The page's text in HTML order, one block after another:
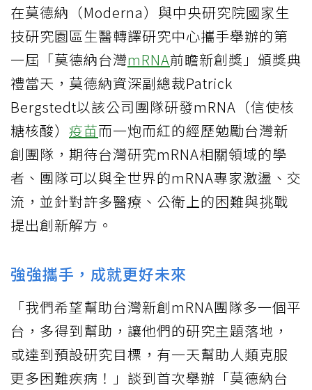
在莫德納（Moderna）與中央研究院國家生
技研究園區生醫轉譯研究中心攜手舉辦的第
一屆「莫德納台灣mRNA前瞻新創獎」頒獎典
禮當天，莫德納資深副總裁Patrick
Bergstedt以該公司團隊研發mRNA（信使核
糖核酸） 疫苗而一炮而紅的經歷勉勵台灣新
創團隊，期待台灣研究mRNA相關領域的學
者、團隊可以與全世界的mRNA專家激盪、交
流，並針對許多醫療、公衛上的困難與挑戰
提出創新解方。
強強攜手，成就更好未來
「我們希望幫助台灣新創mRNA團隊多一個平
台，多得到幫助，讓他們的研究主題落地，
或達到預設研究目標，有一天幫助人類克服
更多困難疾病！」談到首次舉辦「莫德納台